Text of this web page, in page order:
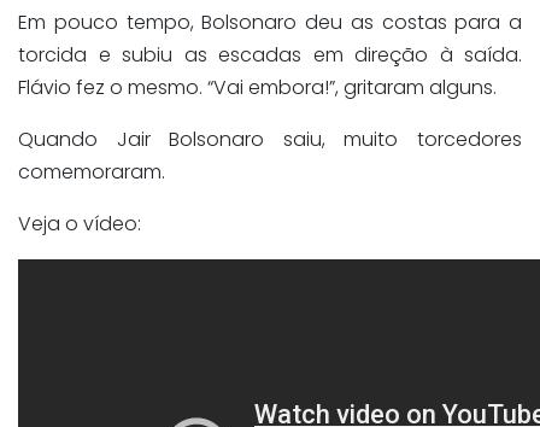
Em pouco tempo, Bolsonaro deu as costas para a
torcida e subiu as escadas em direção à saída.
Flávio fez o mesmo. “Vai embora!”, gritaram alguns.
Quando Jair Bolsonaro saiu, muito torcedores
comemoraram.
Veja o vídeo: